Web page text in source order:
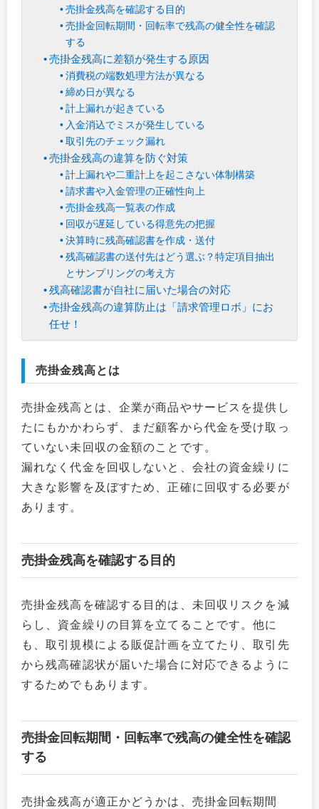
売掛金残高を確認する目的
売掛金回転期間・回転率で残高の健全性を確認
する
売掛金残高に差額が発生する原因
消費税の端数処理方法が異なる
締め日が異なる
計上漏れが起きている
入金消込でミスが発生している
取引先のチェック漏れ
売掛金残高の違算を防ぐ対策
計上漏れや二重計上を起こさない体制構築
請求書や入金管理の正確性向上
売掛金残高一覧表の作成
回収が遅延している得意先の把握
決算時に残高確認書を作成・送付
残高確認書の送付先はどう選ぶ？特定項目抽出
とサンプリングの考え方
残高確認書が自社に届いた場合の対応
売掛金残高の違算防止は「請求管理ロボ」にお
任せ！
売掛金残高とは
売掛金残高とは、企業が商品やサービスを提供し
たにもかかわらず、まだ顧客から代金を受け取っ
ていない未回収の金額のことです。
漏れなく代金を回収しないと、会社の資金繰りに
大きな影響を及ぼすため、正確に回収する必要が
あります。
売掛金残高を確認する目的
売掛金残高を確認する目的は、未回収リスクを減
らし、資金繰りの目算を立てることです。他に
も、取引規模による販促計画を立てたり、取引先
から残高確認状が届いた場合に対応できるように
するためでもあります。
売掛金回転期間・回転率で残高の健全性を確認
する
売掛金残高が適正かどうかは、売掛金回転期間